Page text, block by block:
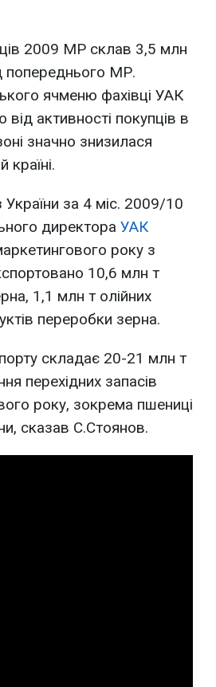
2009 МР склав 3,5 млн
попереднього МР.
ячменю фахівці УАК
активності покупців в
значно знизилася
країні.
за 4 міс. 2009/10
директора УАК
року з
10,6 млн т
1,1 млн т олійних
переробки зерна.
складає 20-21 млн т
перехідних запасів
року, зокрема пшениці
сказав С.Стоянов.